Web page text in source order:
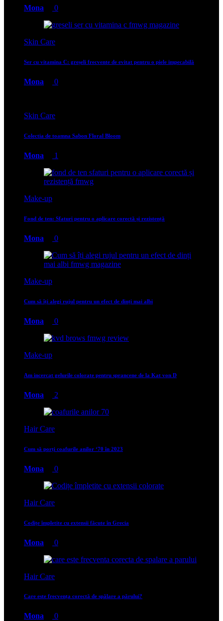
Mona 0
Skin Care
Ser cu vitamina C: greșeli frecvente de evitat pentru o piele impecabilă
Mona 0
Skin Care
Colectia de toamna Sabon Floral Bloom
Mona 1
Make-up
Fond de ten: Sfaturi pentru o aplicare corectă și rezistență
Mona 0
Make-up
Cum să îți alegi rujul pentru un efect de dinți mai albi
Mona 0
Make-up
Am incercat gelurile colorate pentru sprancene de la Kat von D
Mona 2
Hair Care
Cum să porți coafurile anilor ‘70 în 2023
Mona 0
Hair Care
Codițe împletite cu extensii făcute în Grecia
Mona 0
Hair Care
Care este frecvența corectă de spălare a părului?
Mona 0